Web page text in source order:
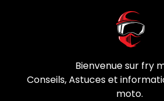
Bienvenue sur fry
Conseils, Astuces et
moto.